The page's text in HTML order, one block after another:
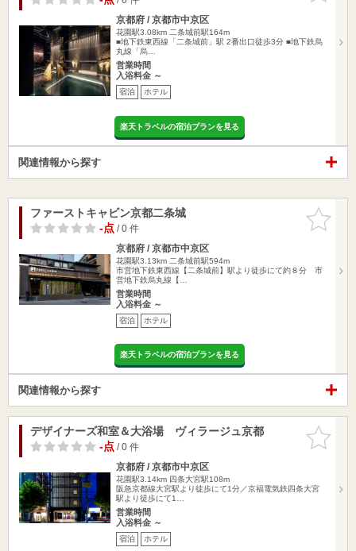
京都府 / 京都市中京区
花園駅3.08km 二条城前駅164m
■地下鉄東西線「二条城前」駅 2番出口徒歩3分 ■地下鉄烏
丸線「烏…
営業時間
入浴料金 ～
宿泊 ホテル
楽天トラベルの宿泊プランを見る
関連情報から探す
お気に入
りに追加
ファーストキャビン京都二条城
-点/ 0 件
京都府 / 京都市中京区
花園駅3.13km 二条城前駅594m
市営地下鉄東西線【二条城前】駅より徒歩にて約８分 市
営地下鉄烏丸線【…
営業時間
入浴料金 ～
宿泊 ホテル
楽天トラベルの宿泊プランを見る
関連情報から探す
お気に入
りに追加
デザイナーズ和室＆大浴場 ヴィラージュ京都
-点/ 0 件
京都府 / 京都市中京区
花園駅3.14km 四条大宮駅108m
阪急京都線大宮駅より徒歩にて1分／京福電気鉄四条大宮
駅より徒歩にて1…
営業時間
入浴料金 ～
宿泊 ホテル